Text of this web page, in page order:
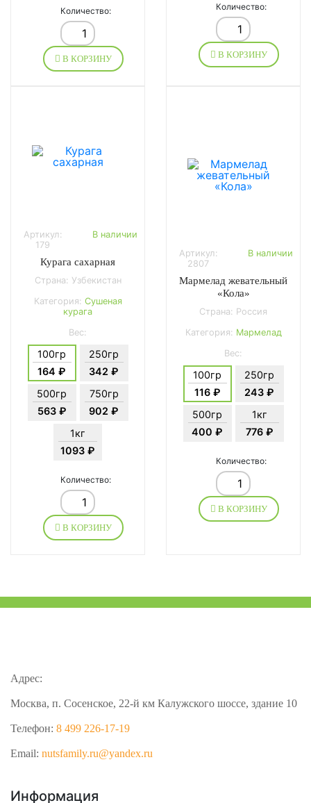
Количество:
В КОРЗИНУ
Количество:
В КОРЗИНУ
Артикул:
179
В наличии
Курага сахарная
Страна: Узбекистан
Категория: Сушеная
курага
Вес:
100гр
164 ₽
250гр
342 ₽
500гр
563 ₽
750гр
902 ₽
1кг
1093 ₽
Количество:
В КОРЗИНУ
Артикул:
2807
В наличии
Мармелад жевательный
«Кола»
Страна: Россия
Категория: Мармелад
Вес:
100гр
116 ₽
250гр
243 ₽
500гр
400 ₽
1кг
776 ₽
Количество:
В КОРЗИНУ
Адрес:
Москва, п. Сосенское, 22-й км Калужского шоссе, здание 10
Телефон: 8 499 226-17-19
Email: nutsfamily.ru@yandex.ru
Информация